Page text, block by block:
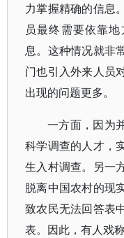
力掌握精确的信息
员最终需要依靠
息。这种情况就非
门也引入外来人员
出现的问题更多。
一方面，因为
科学调查的人才，
生入村调查。另一
脱离中国农村的现
致农民无法回答表
表。因此，有人戏